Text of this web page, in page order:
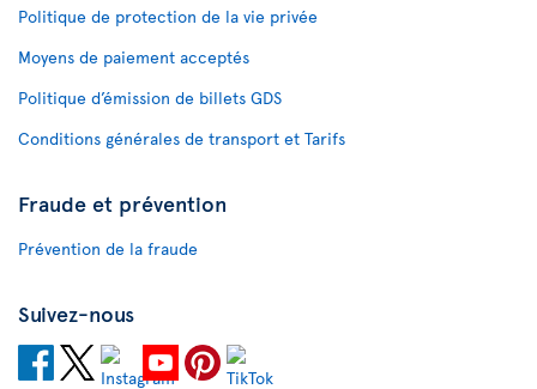
Politique de protection de la vie privée
Moyens de paiement acceptés
Politique d’émission de billets GDS
Conditions générales de transport et Tarifs
Fraude et prévention
Prévention de la fraude
Suivez-nous